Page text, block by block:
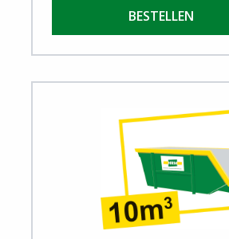
BESTELLEN
View Houtafval